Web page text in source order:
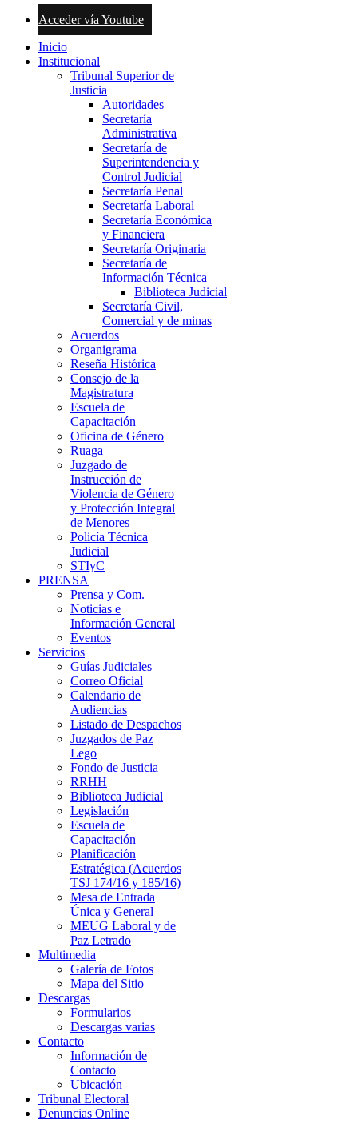
Acceder vía Youtube
Inicio
Institucional
Tribunal Superior de
Justicia
Autoridades
Secretaría
Administrativa
Secretaría de
Superintendencia y
Control Judicial
Secretaría Penal
Secretaría Laboral
Secretaría Económica
y Financiera
Secretaría Originaria
Secretaría de
Información Técnica
Biblioteca Judicial
Secretaría Civil,
Comercial y de minas
Acuerdos
Organigrama
Reseña Histórica
Consejo de la
Magistratura
Escuela de
Capacitación
Oficina de Género
Ruaga
Juzgado de
Instrucción de
Violencia de Género
y Protección Integral
de Menores
Policía Técnica
Judicial
STIyC
PRENSA
Prensa y Com.
Noticias e
Información General
Eventos
Servicios
Guías Judiciales
Correo Oficial
Calendario de
Audiencias
Listado de Despachos
Juzgados de Paz
Lego
Fondo de Justicia
RRHH
Biblioteca Judicial
Legislación
Escuela de
Capacitación
Planificación
Estratégica (Acuerdos
TSJ 174/16 y 185/16)
Mesa de Entrada
Única y General
MEUG Laboral y de
Paz Letrado
Multimedia
Galería de Fotos
Mapa del Sitio
Descargas
Formularios
Descargas varias
Contacto
Información de
Contacto
Ubicación
Tribunal Electoral
Denuncias Online